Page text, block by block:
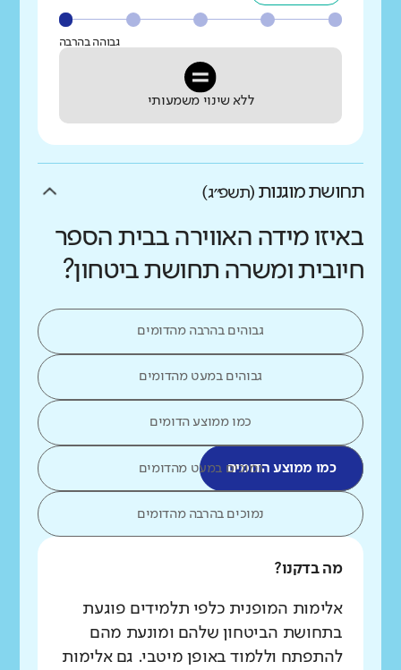
גבוהה בהרבה
ללא שינוי משמעותי
תחושת מוגנות (תשפ״ג)
באיזו מידה האווירה בבית הספר
חיובית ומשרה תחושת ביטחון?
גבוהים בהרבה מהדומים
גבוהים במעט מהדומים
כמו ממוצע הדומים
כמו ממוצע הדומיםנמוכים במעט מהדומים
נמוכים בהרבה מהדומים
מה בדקנו?
אלימות המופנית כלפי תלמידים פוגעת
בתחושת הביטחון שלהם ומונעת מהם
להתפתח וללמוד באופן מיטבי. גם אלימות